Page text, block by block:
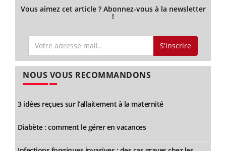
Vous aimez cet article ? Abonnez-vous à la newsletter
!
S'inscrire
NOUS VOUS RECOMMANDONS
3 idées reçues sur l’allaitement à la maternité
Diabète : comment le gérer en vacances